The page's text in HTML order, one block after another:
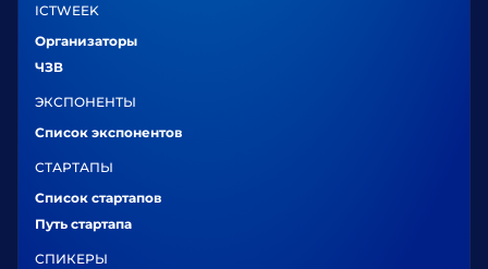
ICTWEEK
Организаторы
ЧЗВ
ЭКСПОНЕНТЫ
Список экспонентов
СТАРТАПЫ
Список стартапов
Путь стартапа
СПИКЕРЫ